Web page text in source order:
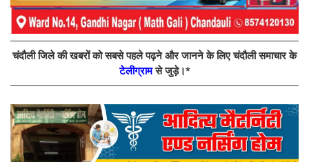
चंदौली जिले की खबरों को सबसे पहले पढ़ने और जानने के लिए चंदौली समाचार के
टेलीग्रामसे जुड़े।*